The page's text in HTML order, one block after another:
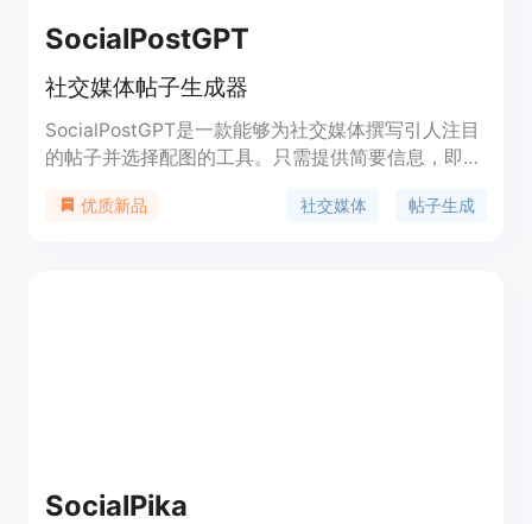
SocialPostGPT
社交媒体帖子生成器
SocialPostGPT是一款能够为社交媒体撰写引人注目
的帖子并选择配图的工具。只需提供简要信息，即可
表情符号和标签、添加行动号召等。SocialPostGPT
优质新品 社交媒体 帖子生成
SocialPika